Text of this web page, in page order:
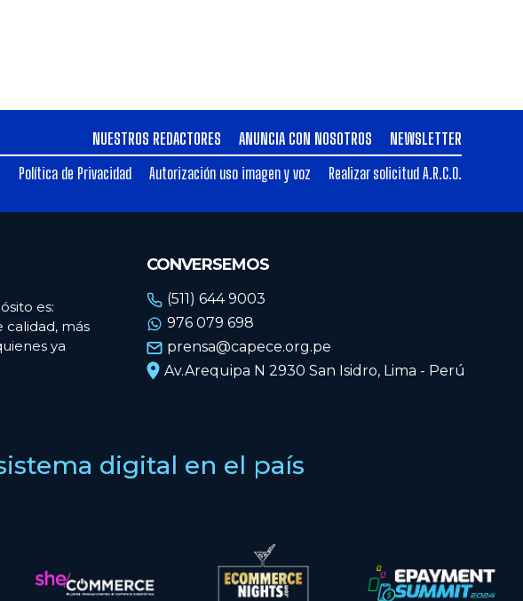
NUESTROS REDACTORES ANUNCIA CON NOSOTROS
NEWSLETTER
Política de Privacidad
Autorización uso imagen y voz Realizar solicitud A.R.C.O.
es:
más
ya
CONVERSEMOS
(511) 644 9003
976 079 698
prensa@capece.org.pe
Av.Arequipa N 2930 San Isidro, Lima - Perú
digital en el país